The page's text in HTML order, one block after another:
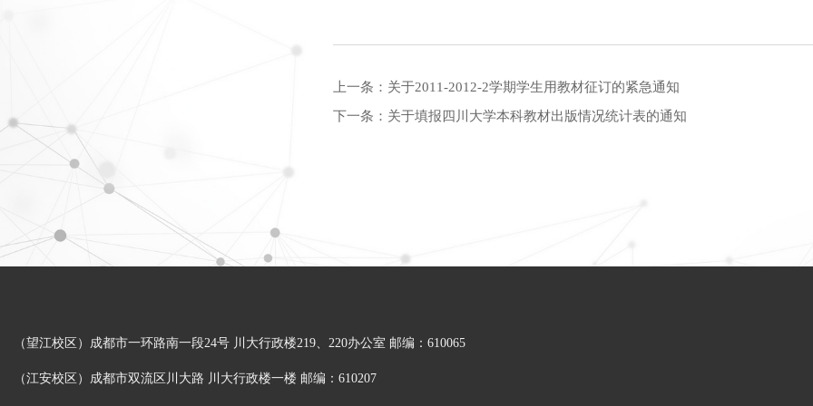
上一条： 关于2011-2012-2学期学生用教材征订的紧急通知
下一条： 关于填报四川大学本科教材出版情况统计表的通知
（望江校区）成都市一环路南一段24号 川大行政楼219、220办公室 邮编：610065
（江安校区）成都市双流区川大路 川大行政楼一楼 邮编：610207